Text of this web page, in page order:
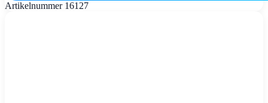
Artikelnummer 16127